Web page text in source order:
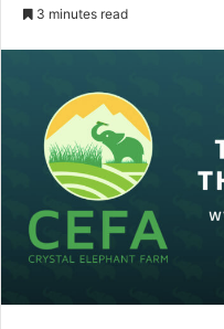
3 minutes read